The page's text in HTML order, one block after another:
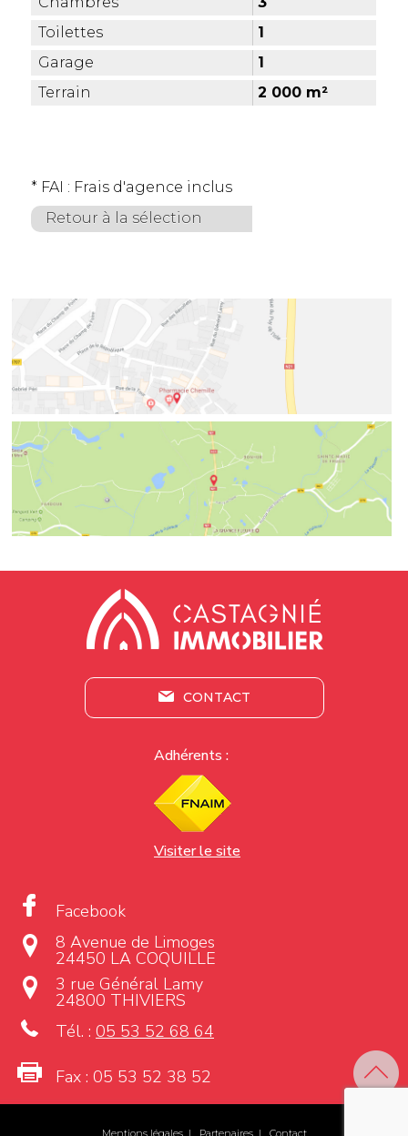
Toilettes
1
Garage
1
Terrain
2 000 m²
* FAI : Frais d'agence inclus
Retour à la sélection
CONTACT
Adhérents :
Visiter le site
Facebook
8 Avenue de Limoges
24450 LA COQUILLE
3 rue Général Lamy
24800 THIVIERS
Tél. : 05 53 52 68 64
Fax : 05 53 52 38 52
Mentions légales| Partenaires| Contact